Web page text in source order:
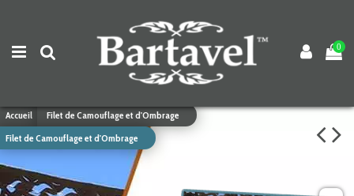
0
Accueil
Filet de Camouflage et d'Ombrage
Filet de Camouflage et d'Ombrage